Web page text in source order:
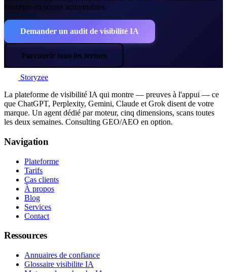
concepts en scores actionnables.
Demander un audit de visibilité IA
Parcourir tous les termes
Storyzee
La plateforme de visibilité IA qui montre — preuves à l'appui — ce
que ChatGPT, Perplexity, Gemini, Claude et Grok disent de votre
marque. Un agent dédié par moteur, cinq dimensions, scans toutes
les deux semaines. Consulting GEO/AEO en option.
Navigation
Plateforme
Tarifs
Cas clients
À propos
Blog
Services
Contact
Ressources
Annuaires de confiance
Glossaire visibilite IA